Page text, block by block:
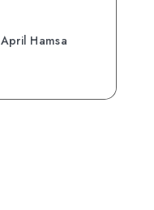
April Hamsa